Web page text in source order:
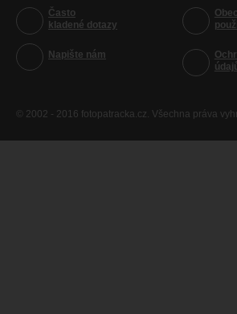
Často
kladené dotazy
Napište nám
© 2002 - 2016 fotopatracka.cz. Všechna práva